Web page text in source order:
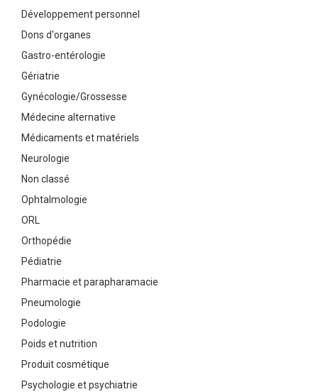
Développement personnel
Dons d'organes
Gastro-entérologie
Gériatrie
Gynécologie/Grossesse
Médecine alternative
Médicaments et matériels
Neurologie
Non classé
Ophtalmologie
ORL
Orthopédie
Pédiatrie
Pharmacie et parapharamacie
Pneumologie
Podologie
Poids et nutrition
Produit cosmétique
Psychologie et psychiatrie